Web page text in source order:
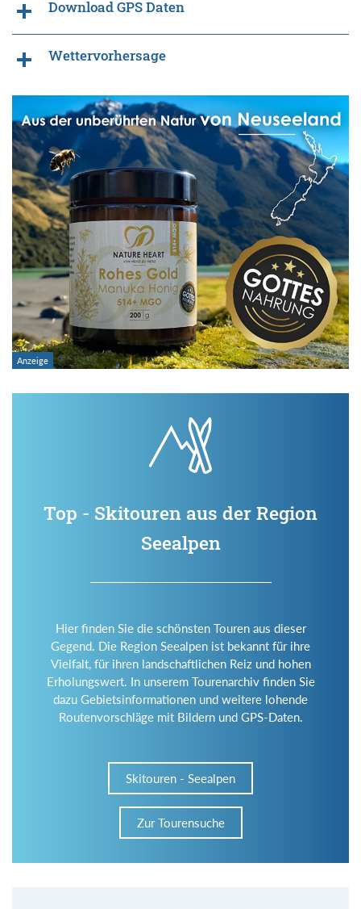
Download GPS Daten
Wettervorhersage
Top - Skitouren aus der Region
Seealpen
Hier finden Sie die schönsten Touren aus dieser
Gegend. Die Region Seealpen ist bekannt für ihre
Vielfalt, für ihren landschaftlichen Reiz und hohen
Erholungswert. In unserem Tourenarchiv finden Sie
dazu Gebietsinformationen und weitere lohende
Routenvorschläge mit Bildern und GPS-Daten.
Skitouren - Seealpen
Zur Tourensuche